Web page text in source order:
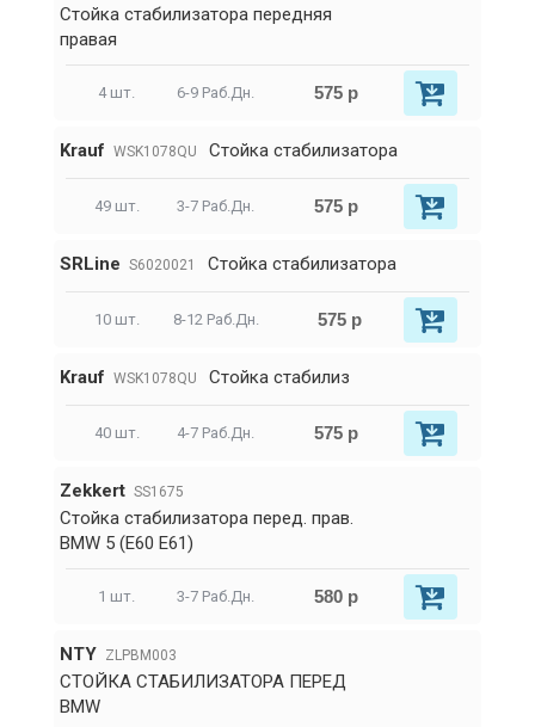
Стойка стабилизатора передняя
правая
4 шт. 6-9 Раб.Дн. 575 р
Krauf WSK1078QU Стойка стабилизатора
49 шт. 3-7 Раб.Дн. 575 р
SRLine S6020021 Стойка стабилизатора
10 шт. 8-12 Раб.Дн. 575 р
Krauf WSK1078QU Стойка стабилиз
40 шт. 4-7 Раб.Дн. 575 р
Zekkert SS1675
Стойка стабилизатора перед. прав.
BMW 5 (E60 E61)
1 шт. 3-7 Раб.Дн. 580 р
NTY ZLPBM003
СТОЙКА СТАБИЛИЗАТОРА ПЕРЕД
BMW